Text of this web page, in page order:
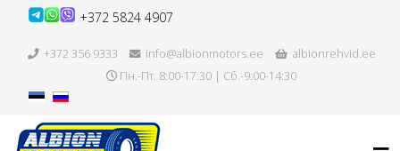
+372 5824 4907
+372 356 9333 info@albionmotors.ee
albionrehvid.ee
Пн.-Пт. 8:00-17:30 | Сб.-9:00-14:30